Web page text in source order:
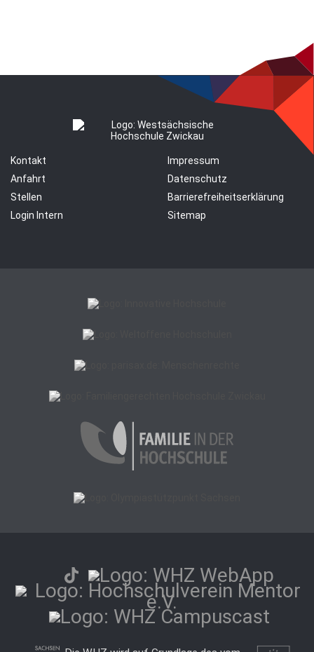
Kontakt
Anfahrt
Stellen
Login Intern
Impressum
Datenschutz
Barrierefreiheitserklärung
Sitemap